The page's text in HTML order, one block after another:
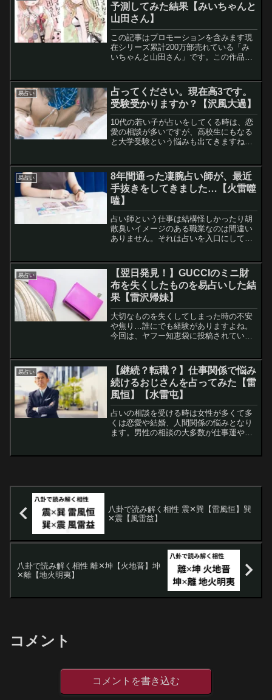
予測してみた結果【みいちゃんと
山田さん】
この記事はプロモーションを含みます現
在シリーズ累計200万部売れている「み
いちゃんと山田さん」です。この作品は
す。大学生でキャバ嬢の山田さんです
が、勤めている店にみいちゃ...
易占い
占ってください。現在高3です。
受験受かりますか？【沢風大過】
10代の若い子が占いをしてくる時は、恋
愛の相談が多いですが、高校生にもなる
と大学受験という悩みも出てきますね。
てみました。今回はあまりにも情報量が
少ない内容でしたが、こ...
易占い
8年間通った凄腕占い師が、最近
手抜きをしてきました…【火雷噬
嗑】
占い師という仕事は結構怪しかったり胡
散臭いイメージのある職業なのは間違い
ありません。それは占いを入口にして恐
カマしてくる人もいるでしょう。また、
占い自体は本物だけど、だ...
易占い
【翌日発見！】GUCCIのミニ財
布を失くしたものを易占いした結
果【雷沢帰妹】
大切なものを失くしてしまった時の不安
や焦り…誰にでも経験がありますよね。
今回は、ヤフー知恵袋に投稿されていた
みました。すると、翌日に見つかったと
返信がありました。易...
易占い
【継続？転職？】仕事関係で悩み
続けるおじさんを占ってみた【雷
風恒】【水雷屯】
占いの相談を受ける時は女性が多くて多
くは恋愛や結婚、人間関係の悩みとなり
ます。男性の相談の大多数が仕事運やお
八卦で読み解く相性 震✕巽【雷風恒】巽
✕震【風雷益】
八卦で読み解く相性 離✕坤【火地晋】坤
✕離【地火明夷】
コメント
コメントを書き込む